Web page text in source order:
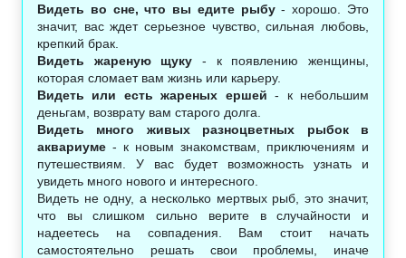
Видеть во сне, что вы едите рыбу- хорошо. Это
значит, вас ждет серьезное чувство, сильная любовь,
крепкий брак.
Видеть жареную щуку - к появлению женщины,
которая сломает вам жизнь или карьеру.
Видеть или есть жареных ершей - к небольшим
деньгам, возврату вам старого долга.
Видеть много живых разноцветных рыбок в
аквариуме - к новым знакомствам, приключениям и
путешествиям. У вас будет возможность узнать и
увидеть много нового и интересного.
Видеть не одну, а несколько мертвых рыб, это значит,
что вы слишком сильно верите в случайности и
надеетесь на совпадения. Вам стоит начать
самостоятельно решать свои проблемы, иначе